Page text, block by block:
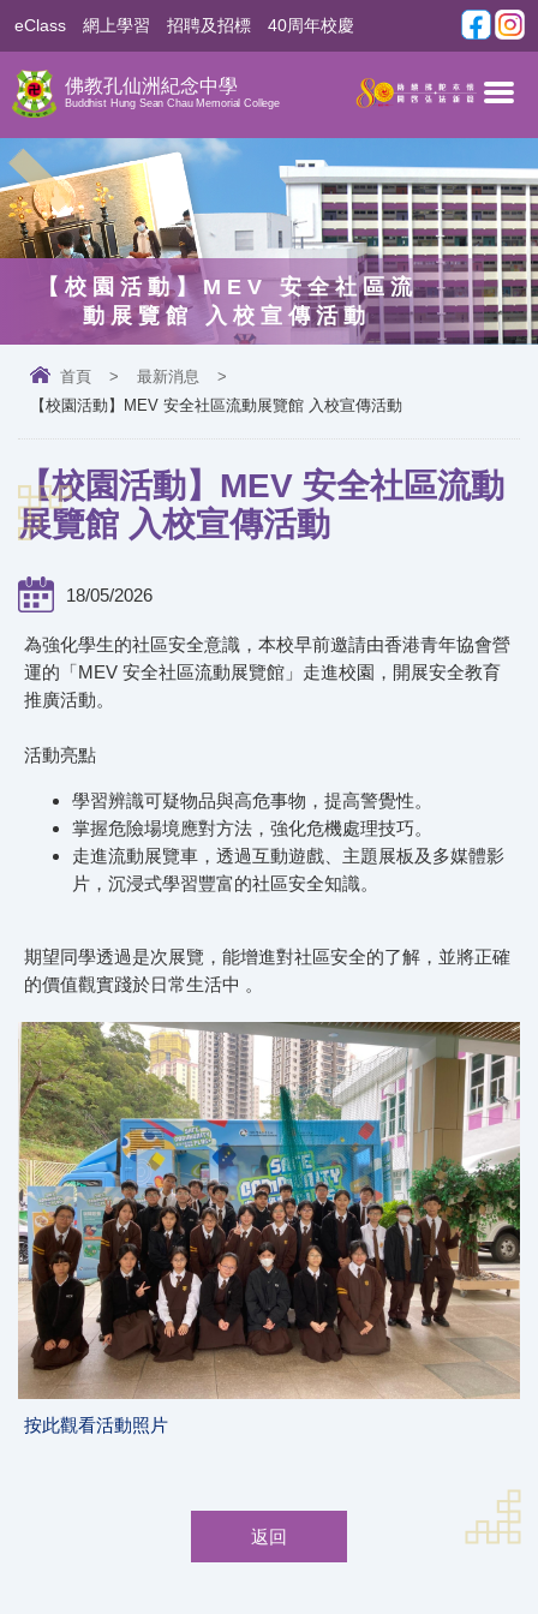
佛教孔仙洲紀念中學
Buddhist Hung Sean Chau Memorial College
eClass 網上學習 招聘及招標 40周年校慶
【校園活動】MEV 安全社區流
動展覽館 入校宣傳活動
首頁 > 最新消息
>
【校園活動】MEV 安全社區流動展覽館 入校宣傳活動
【校園活動】MEV 安全社區流動
展覽館 入校宣傳活動
18/05/2026
為強化學生的社區安全意識，本校早前邀請由香港青年協會營
運的「MEV 安全社區流動展覽館」走進校園，開展安全教育
推廣活動。
活動亮點
學習辨識可疑物品與高危事物，提高警覺性。
掌握危險場境應對方法，強化危機處理技巧。
走進流動展覽車，透過互動遊戲、主題展板及多媒體影
片，沉浸式學習豐富的社區安全知識。
期望同學透過是次展覽，能增進對社區安全的了解，並將正確
的價值觀實踐於日常生活中 。
按此觀看活動照片
返回